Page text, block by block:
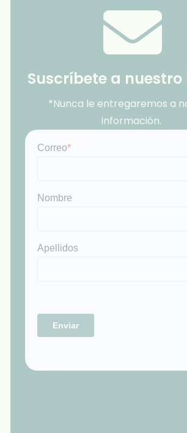
Suscríbete a nuestro
*Nunca le entregaremos a
información.